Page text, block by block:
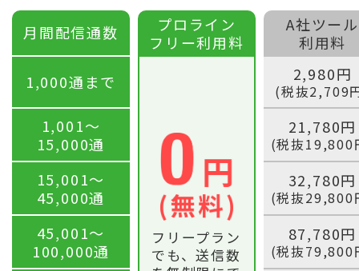
月間配信通数
プロライン
フリー利用料
A社ツール
利用料
1,000通まで
フリープラン
でも、送信数
2,980円
(税抜2,709
1,001〜
15,000通
21,780円
(税抜19,800
15,001〜
45,000通
32,780円
(税抜29,800
45,001〜
100,000通
87,780円
(税抜79,800